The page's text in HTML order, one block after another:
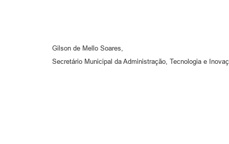
Gilson de Mello Soares,
Secretário Municipal da Administração, Tecnologia e